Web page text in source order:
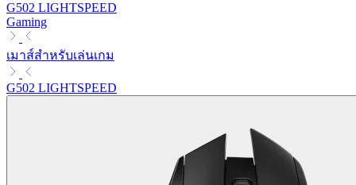
G502 LIGHTSPEED
Gaming
เมาส์สำหรับเล่นเกม
G502 LIGHTSPEED